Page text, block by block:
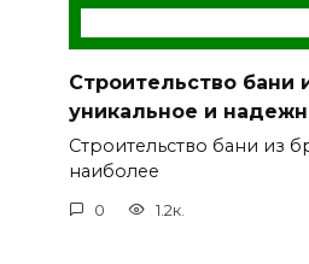
Строительство бани
уникальное и
Строительство бани из
наиболее
0 1.2к.